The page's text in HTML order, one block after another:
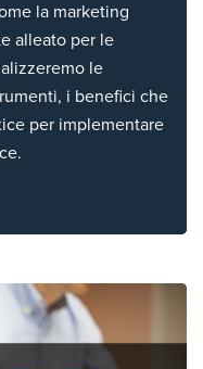
la marketing
alleato per le
le
i benefici che
per implementare